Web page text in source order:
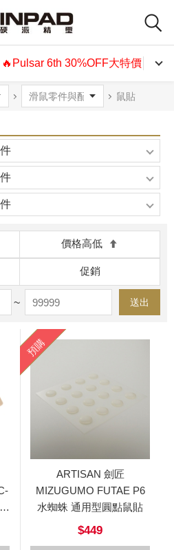
🔥Pulsar 6th 30%OFF大特價🔥
鼠貼
價格高低
促銷
~ 送出
預購
ARTISAN 劍匠
MIZUGUMO FUTAE P6
水蜘蛛 通用型圓點鼠貼
$449